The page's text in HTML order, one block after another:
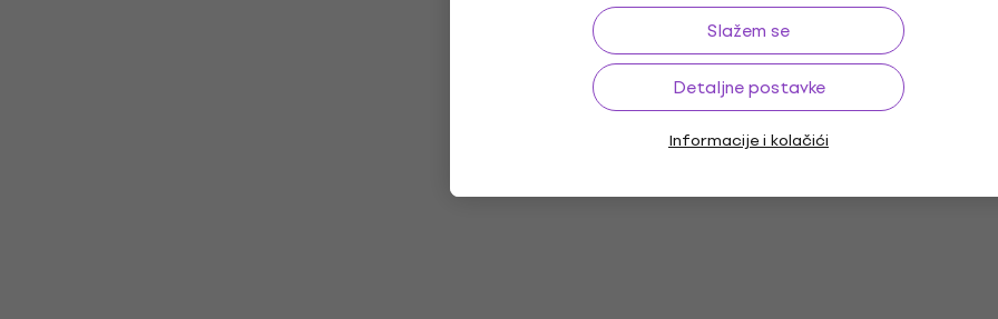
Slažem se
Detaljne postavke
Informacije i kolačići